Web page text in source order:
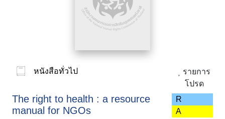
หนังสือทั่วไป
รายการ
โปรด
The right to health : a resource
manual for NGOs
R
A